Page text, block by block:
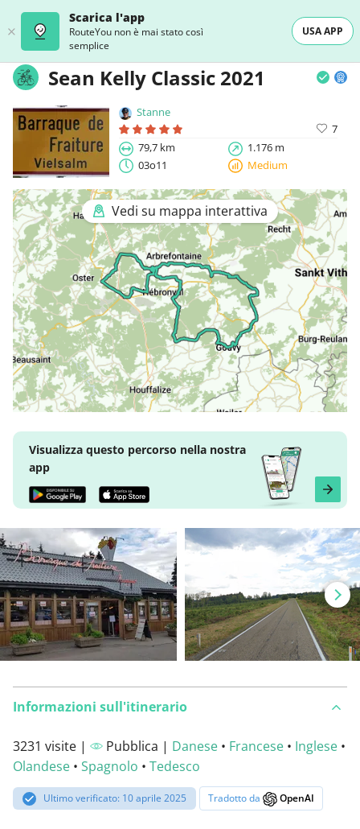
Scarica l'app
RouteYou non è mai stato così
semplice
USA APP
Sean Kelly Classic 2021
Stanne
7
79,7 km
1.176 m
03o11
Medium
Vedi su mappa interattiva
Visualizza questo percorso nella nostra
app
Informazioni sull'itinerario
3231 visite | Pubblica | Danese • Francese • Inglese •
Olandese • Spagnolo • Tedesco
Ultimo verificato: 10 aprile 2025 Tradotto da OpenAI